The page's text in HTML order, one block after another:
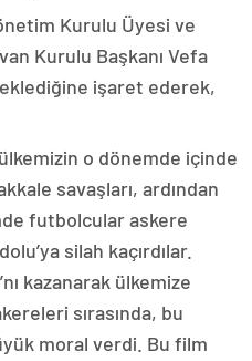
Kurulu Üyesi ve
Kurulu Başkanı Vefa
işaret ederek,
o dönemde içinde
savaşları, ardından
futbolcular askere
silah kaçırdılar.
kazanarak ülkemize
sırasında, bu
moral verdi. Bu film